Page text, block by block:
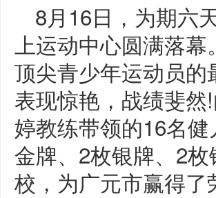
8月16日，为期六
上运动中心圆满落
顶尖青少年运动员
表现惊艳，战绩斐
婷教练带领的16名
金牌、2枚银牌、2
校，为广元市赢得了